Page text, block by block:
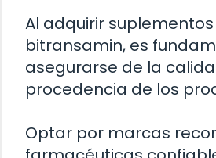
Al adquirir
bitransamin, es
asegurarse de la
procedencia de los
Optar por marcas